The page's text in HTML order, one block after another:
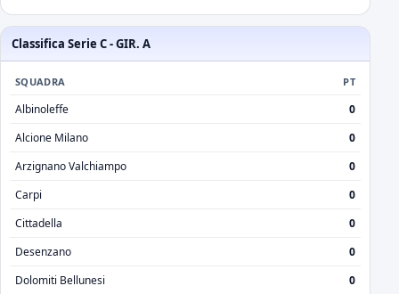
Classifica Serie C - GIR. A
SQUADRA PT
Albinoleffe
0
Alcione Milano
0
Arzignano Valchiampo
0
Carpi
0
Cittadella
0
Desenzano
0
Dolomiti Bellunesi
0